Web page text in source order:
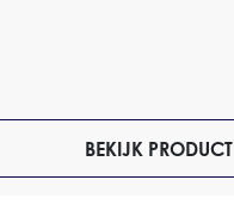
BEKIJK PRODUCT